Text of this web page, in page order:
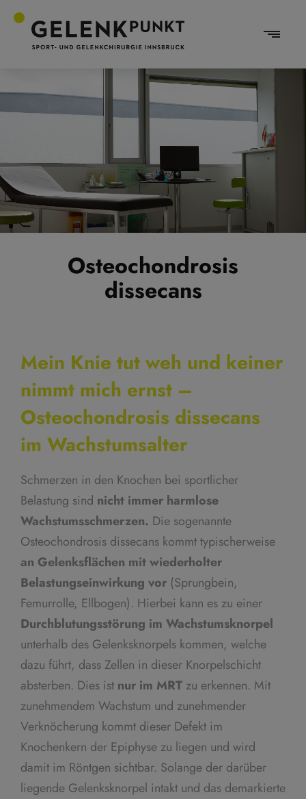
Osteochondrosis
dissecans
Mein Knie tut weh und keiner
nimmt mich ernst –
Osteochondrosis dissecans
im Wachstumsalter
Schmerzen in den Knochen bei sportlicher
Belastung sind nicht immer harmlose
Wachstumsschmerzen. Die sogenannte
Osteochondrosis dissecans kommt typischerweise
an Gelenksflächen mit wiederholter
Belastungseinwirkung vor (Sprungbein,
Femurrolle, Ellbogen). Hierbei kann es zu einer
Durchblutungsstörung im Wachstumsknorpel
unterhalb des Gelenksknorpels kommen, welche
dazu führt, dass Zellen in dieser Knorpelschicht
absterben. Dies ist nur im MRT zu erkennen. Mit
zunehmendem Wachstum und zunehmender
Verknöcherung kommt dieser Defekt im
Knochenkern der Epiphyse zu liegen und wird
damit im Röntgen sichtbar. Solange der darüber
liegende Gelenksknorpel intakt und das demarkierte